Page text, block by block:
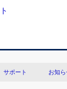
サポート お知